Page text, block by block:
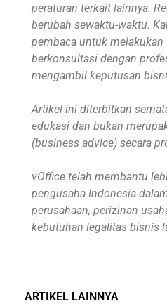
peraturan terkait lainnya.
berubah sewaktu-waktu.
pembaca untuk melakukan
berkonsultasi dengan
mengambil keputusan
Artikel ini diterbitkan
edukasi dan bukan
(business advice) secara
vOffice telah membantu
pengusaha Indonesia
perusahaan, perizinan
kebutuhan legalitas bisnis
ARTIKEL LAINNYA